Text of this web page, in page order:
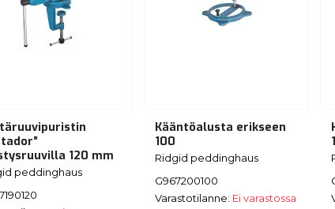
120 mm
peddinghaus
Kääntöalusta erikseen
100
Ridgid peddinghaus
G967200100
Varastotilanne: Ei varastossa